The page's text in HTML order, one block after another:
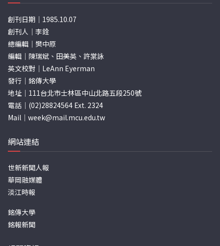
創刊日期｜1985.10.07
創刊人｜李銓
總編輯｜樊中原
編輯｜陳瑞斌、田美英、許棠詠
英文校對｜LeAnn Eyerman
發行｜銘傳大學
地址｜111台北市士林區中山北路五段250號
電話｜(02)28824564 Ext. 2324
Mail｜ week@mail.mcu.edu.tw
網站連結
世新新聞人報
華岡融媒體
淡江時報
銘傳大學
銘報新聞